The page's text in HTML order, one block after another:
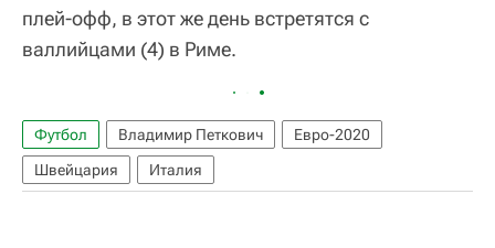
плей-офф, в этот же день встретятся с
валлийцами (4) в Риме.
Футбол Владимир Петкович
Евро-2020
Швейцария
Италия